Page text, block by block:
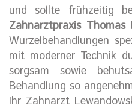
und sollte frühzeitig
Zahnarztpraxis Thomas
Wurzelbehandlungen
mit moderner Technik
sorgsam sowie
Behandlung so
Ihr Zahnarzt